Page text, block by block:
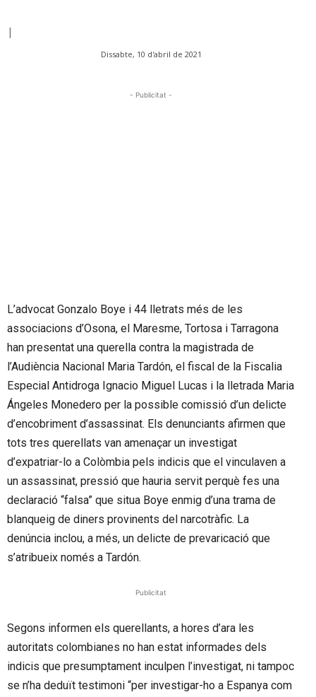
|
Dissabte, 10 d'abril de 2021
- Publicitat -
L’advocat Gonzalo Boye i 44 lletrats més de les
associacions d’Osona, el Maresme, Tortosa i Tarragona
han presentat una querella contra la magistrada de
l’Audiència Nacional Maria Tardón, el fiscal de la Fiscalia
Especial Antidroga Ignacio Miguel Lucas i la lletrada Maria
Ángeles Monedero per la possible comissió d’un delicte
d’encobriment d’assassinat. Els denunciants afirmen que
tots tres querellats van amenaçar un investigat
d’expatriar-lo a Colòmbia pels indicis que el vinculaven a
un assassinat, pressió que hauria servit perquè fes una
declaració “falsa” que situa Boye enmig d’una trama de
blanqueig de diners provinents del narcotràfic. La
denúncia inclou, a més, un delicte de prevaricació que
s’atribueix només a Tardón.
Publicitat
Segons informen els querellants, a hores d’ara les
autoritats colombianes no han estat informades dels
indicis que presumptament inculpen l’investigat, ni tampoc
se n’ha deduït testimoni “per investigar-ho a Espanya com